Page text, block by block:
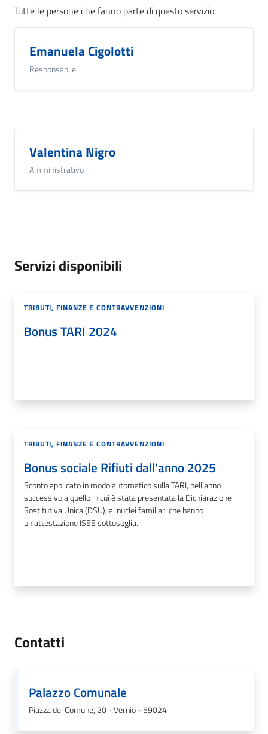
Tutte le persone che fanno parte di questo servizio:
Emanuela Cigolotti
Responsabile
Valentina Nigro
Amministrativo
Servizi disponibili
TRIBUTI, FINANZE E CONTRAVVENZIONI
Bonus TARI 2024
TRIBUTI, FINANZE E CONTRAVVENZIONI
Bonus sociale Rifiuti dall'anno 2025
Sconto applicato in modo automatico sulla TARI, nell’anno
successivo a quello in cui è stata presentata la Dichiarazione
Sostitutiva Unica (DSU), ai nuclei familiari che hanno
un’attestazione ISEE sottosoglia.
Contatti
Palazzo Comunale
Piazza del Comune, 20 - Vernio - 59024